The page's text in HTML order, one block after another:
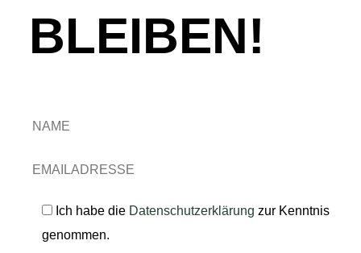
BLEIBEN!
Ich habe die Datenschutzerklärung zur Kenntnis
genommen.